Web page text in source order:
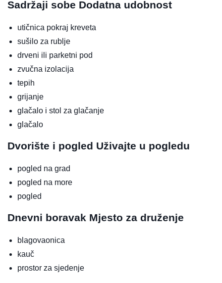
Sadržaji sobe Dodatna udobnost
utičnica pokraj kreveta
sušilo za rublje
drveni ili parketni pod
zvučna izolacija
tepih
grijanje
glačalo i stol za glačanje
glačalo
Dvorište i pogled Uživajte u pogledu
pogled na grad
pogled na more
pogled
Dnevni boravak Mjesto za druženje
blagovaonica
kauč
prostor za sjedenje